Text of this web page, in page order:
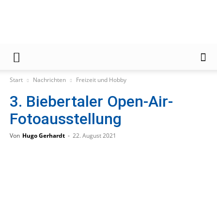
Zeitung
Start Nachrichten Freizeit und Hobby
3. Biebertaler Open-Air-
Fotoausstellung
Von Hugo Gerhardt - 22. August 2021